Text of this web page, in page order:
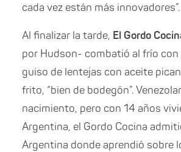
cada vez están más innovadores”.
Al finalizar la tarde, El Gordo
por Hudson- combatió al frío
guiso de lentejas con aceite
frito, “bien de bodegón”.
nacimiento, pero con 14 años
Argentina, el Gordo Cocina
Argentina donde aprendió sobre